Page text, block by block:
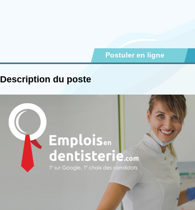
Postuler en ligne
Description du poste